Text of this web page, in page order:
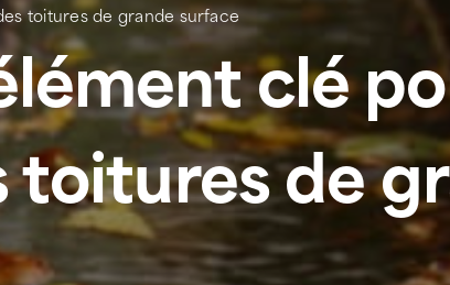
toitures de grande surface
clé
de